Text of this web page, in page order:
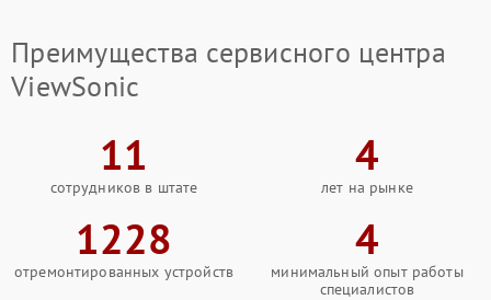
Преимущества сервисного центра
ViewSonic
11
сотрудников в штате
4
лет на рынке
1228
отремонтированных устройств
4
минимальный опыт работы
специалистов